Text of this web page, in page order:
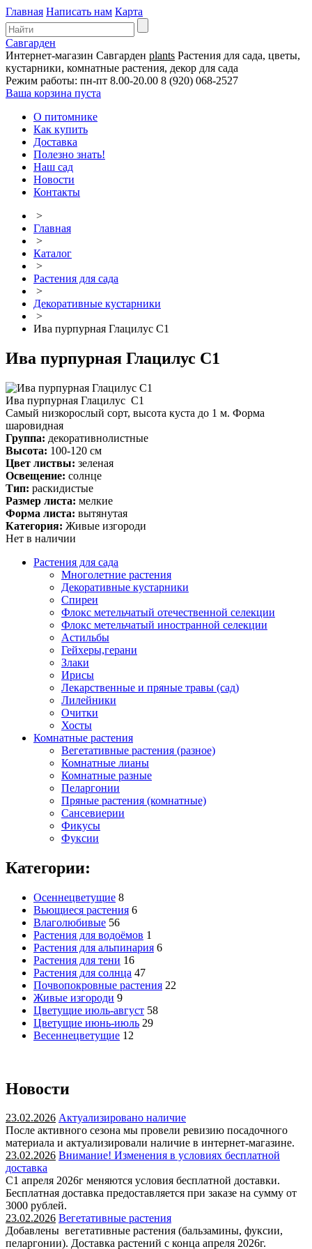
Главная Написать нам Карта
Савгарден
Интернет-магазин Савгарден plants Растения для сада, цветы,
кустарники, комнатные растения, декор для сада
Режим работы: пн-пт 8.00-20.00 8 (920) 068-2527
Ваша корзина пуста
О питомнике
Как купить
Доставка
Полезно знать!
Наш сад
Новости
Контакты
>
Главная
>
Каталог
>
Растения для сада
>
Декоративные кустарники
>
Ива пурпурная Глацилус С1
Ива пурпурная Глацилус С1
Ива пурпурная Глацилус С1
Самый низкорослый сорт, высота куста до 1 м. Форма
шаровидная
Группа: декоративнолистные
Высота: 100-120 см
Цвет листвы: зеленая
Освещение: солнце
Тип: раскидистые
Размер листа: мелкие
Форма листа: вытянутая
Категория: Живые изгороди
Нет в наличии
Растения для сада
Многолетние растения
Декоративные кустарники
Спиреи
Флокс метельчатый отечественной селекции
Флокс метельчатый иностранной селекции
Астильбы
Гейхеры,герани
Злаки
Ирисы
Лекарственные и пряные травы (сад)
Лилейники
Очитки
Хосты
Комнатные растения
Вегетативные растения (разное)
Комнатные лианы
Комнатные разные
Пеларгонии
Пряные растения (комнатные)
Сансевиерии
Фикусы
Фуксии
Категории:
Осеннецветущие 8
Вьющиеся растения 6
Влаголюбивые 56
Растения для водоёмов 1
Растения для альпинария 6
Растения для тени 16
Растения для солнца 47
Почвопокровные растения 22
Живые изгороди 9
Цветущие июль-август 58
Цветущие июнь-июль 29
Весеннецветущие 12
Новости
23.02.2026 Актуализировано наличие
После активного сезона мы провели ревизию посадочного
материала и актуализировали наличие в интернет-магазине.
23.02.2026 Внимание! Изменения в условиях бесплатной
доставка
С1 апреля 2026г меняются условия бесплатной доставки.
Бесплатная доставка предоставляется при заказе на сумму от
3000 рублей.
23.02.2026 Вегетативные растения
Добавлены вегетативные растения (бальзамины, фуксии,
пеларгонии). Доставка растений с конца апреля 2026г.